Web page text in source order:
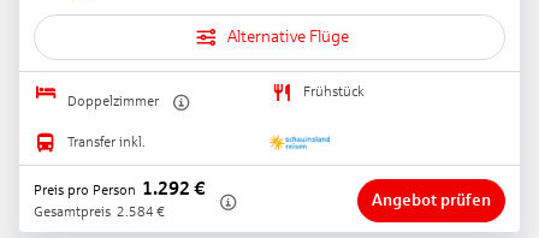
Alternative Flüge
Doppelzimmer
Frühstück
Transfer inkl.
Preis pro Person 1.292 €
Gesamtpreis 2.584 €
Angebot prüfen